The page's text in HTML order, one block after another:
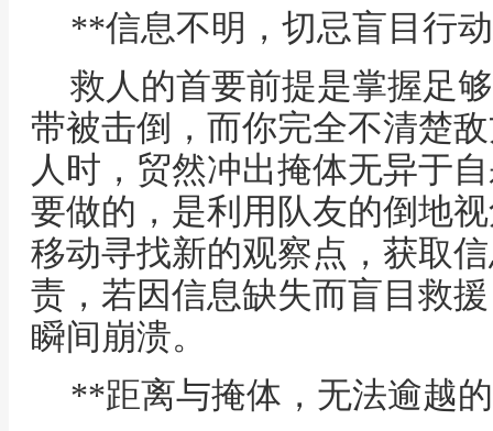
**信息不明，切忌盲目行
救人的首要前提是掌握足
带被击倒，而你完全不清楚
人时，贸然冲出掩体无异于
要做的，是利用队友的倒地
移动寻找新的观察点，获取
责，若因信息缺失而盲目救
瞬间崩溃。
**距离与掩体，无法逾越